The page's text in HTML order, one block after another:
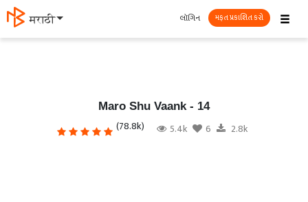
मराठी ☰
લૉગિન મફત પ્રકાશિત કરો
Maro Shu Vaank - 14
(78.8k) 5.4k 6 2.8k